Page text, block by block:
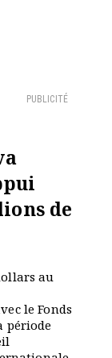
PUBLICITÉ
de
au
le Fonds
période